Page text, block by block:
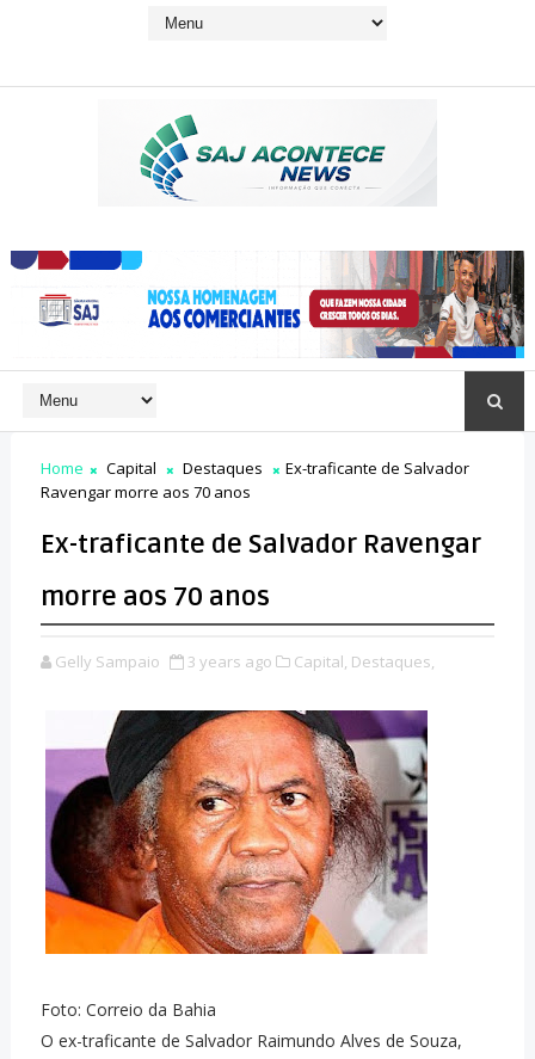
Home Capital Destaques
Ex-traficante de Salvador
Ravengar morre aos 70 anos
Ex-traficante de Salvador Ravengar
morre aos 70 anos
Gelly Sampaio 3 years ago Capital, Destaques,
Foto: Correio da Bahia
O ex-traficante de Salvador Raimundo Alves de Souza,